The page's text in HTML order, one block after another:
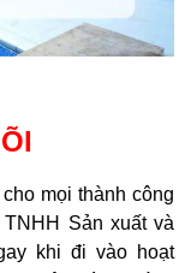
mọi thành công
Sản xuất và
khi đi vào hoạt